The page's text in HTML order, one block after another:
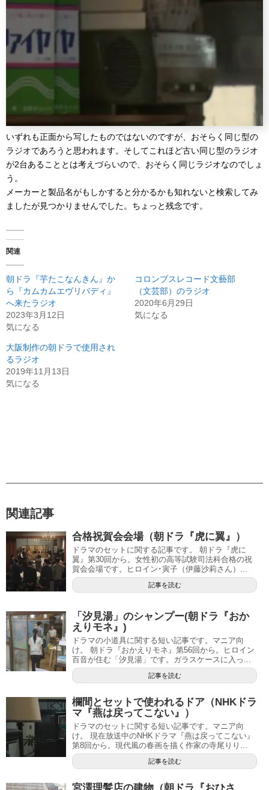
いずれも正面から写したものではないのですが、おそらく同じ型の
ラジオであろうと思われます。そしてこれほど古い同じ型のラジオ
が2台あることとは考えづらいので、おそらく同じラジオなのでしょ
う。
メーカーと製品名がもしかすると分かるかも知れないと検索してみ
ましたが見つかりませんでした。ちょっと残念です。
関連
朝ドラ『芋たこなんきん』か
ら『カムカムエヴリバディ』
へ来たラジオ
2023年3月12日
気になる
コロンブスレコード文藝部
（文芸部）のラジオ
2020年6月29日
気になる
大阪制作の朝ドラで使用され
るラジオ
2019年11月13日
気になる
関連記事
合格祝賀会会場（朝ドラ『虎に翼』）
ドラマのセットに関する記事です。 朝ドラ『虎に
翼』第30回から。女性初の高等試験司法科合格の祝
賀会会場です。ヒロイン･寅子（伊藤沙莉さん）...
記事を読む
「汐見湯」のシャンプー(朝ドラ『おか
えりモネ』)
ドラマの小道具に関する短い記事です。マニア向
け。 朝ドラ『おかえりモネ』第56回から。ヒロイン
百音が住む「汐見湯」です。ガラスケースに入っ...
記事を読む
欄間とセットで使われるドア（NHKドラ
マ『燕は戻ってこない』）
ドラマのセットに関する短い記事です。マニア向
け。 現在放送中のNHKドラマ『燕は戻ってこない』
第8回から。現代風の春画を描く作家の寺尾りり...
記事を読む